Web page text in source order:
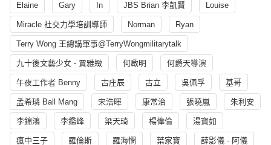
Elaine Gary In JBS Brian 李凱賢 Louise
Miracle 社交力學培訓導師 Norman Ryan
Terry Wong 王總講軍事@TerryWongmilitarytalk
九十後文藝少女 - 賈雅緻 何啟明 何爵天導演
午夜工作者 Benny 古庄辰 古立 吳佩孚 基哥
孟希璘 Ball Mang 宋浩暉 康常治 張曉嵐 朱利安
李錦鴻 李鑑峰 梁天琦 楊偉倫 湯寳如
瘋中三子 羅倫斯 羅海憫 葉家寶 薛影儀 - 阿儀